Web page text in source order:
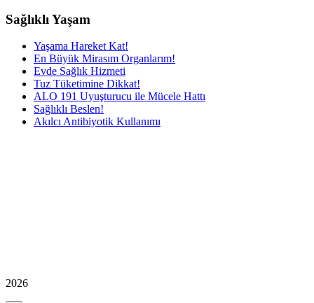
Sağlıklı Yaşam
Yaşama Hareket Kat!
En Büyük Mirasım Organlarım!
Evde Sağlık Hizmeti
Tuz Tüketimine Dikkat!
ALO 191 Uyuşturucu ile Mücele Hattı
Sağlıklı Beslen!
Akılcı Antibiyotik Kullanımı
2026